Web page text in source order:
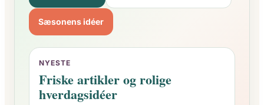
Sæsonens idéer
NYESTE
Friske artikler og rolige
hverdagsidéer